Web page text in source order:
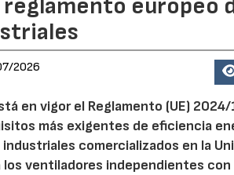
reglamento europeo
2026
en vigor el Reglamento (UE)
más exigentes de eficiencia
comercializados en la
los ventiladores independientes